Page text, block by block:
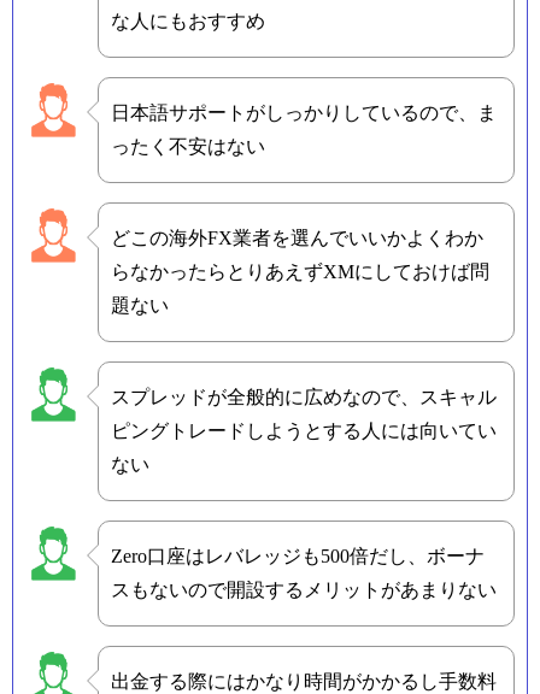
な人にもおすすめ
日本語サポートがしっかりしているので、ま
ったく不安はない
どこの海外FX業者を選んでいいかよくわか
らなかったらとりあえずXMにしておけば問
題ない
スプレッドが全般的に広めなので、スキャル
ピングトレードしようとする人には向いてい
ない
Zero口座はレバレッジも500倍だし、ボーナ
スもないので開設するメリットがあまりない
出金する際にはかなり時間がかかるし手数料